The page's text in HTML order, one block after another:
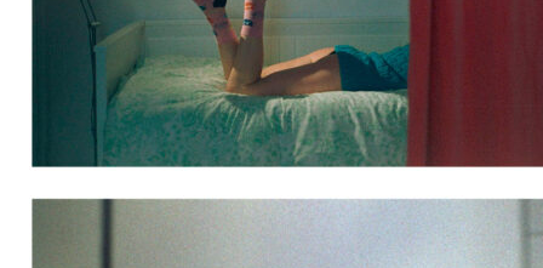
misterio_robadors_01